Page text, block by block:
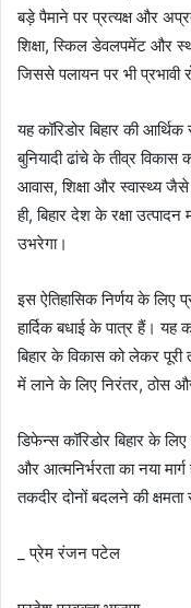
बड़े पैमाने पर प्रत्यक्ष और
शिक्षा, स्किल डेवलपमेंट और
जिससे पलायन पर भी प्रभावी
यह कॉरिडोर बिहार की
बुनियादी ढांचे के तीव्र
आवास, शिक्षा और स्वास्थ्य
ही, बिहार देश के रक्षा
उभरेगा।
इस ऐतिहासिक निर्णय के लिए
हार्दिक बधाई के पात्र हैं।
बिहार के विकास को लेकर पूरी
में लाने के लिए निरंतर, ठोस
डिफेन्स कॉरिडोर बिहार के
और आत्मनिर्भरता का नया
तकदीर दोनों बदलने की क्षमता
_ प्रेम रंजन पटेल